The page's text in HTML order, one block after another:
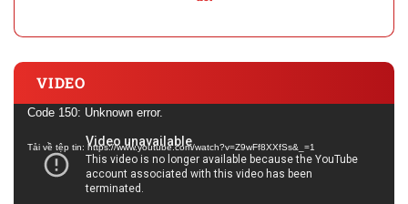
VIDEO
Trình
Video
Code 150: Unknown error.
Tải về tệp tin: https://www.youtube.com/watch?v=Z9wFf8XXfSs&_=1